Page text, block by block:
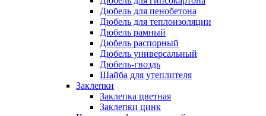
Дюбель для пенобетона
Дюбель для теплоизоляции
Дюбель рамный
Дюбель распорный
Дюбель универсальный
Дюбель-гвоздь
Шайба для утеплителя
Заклепки
Заклепка цветная
Заклепки цинк